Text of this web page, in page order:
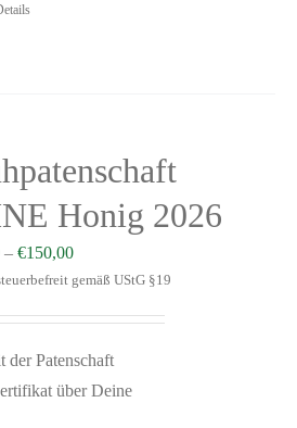
Honig 2026
–€150,00
gemäß UStG §19
der Patenschaft
über Deine